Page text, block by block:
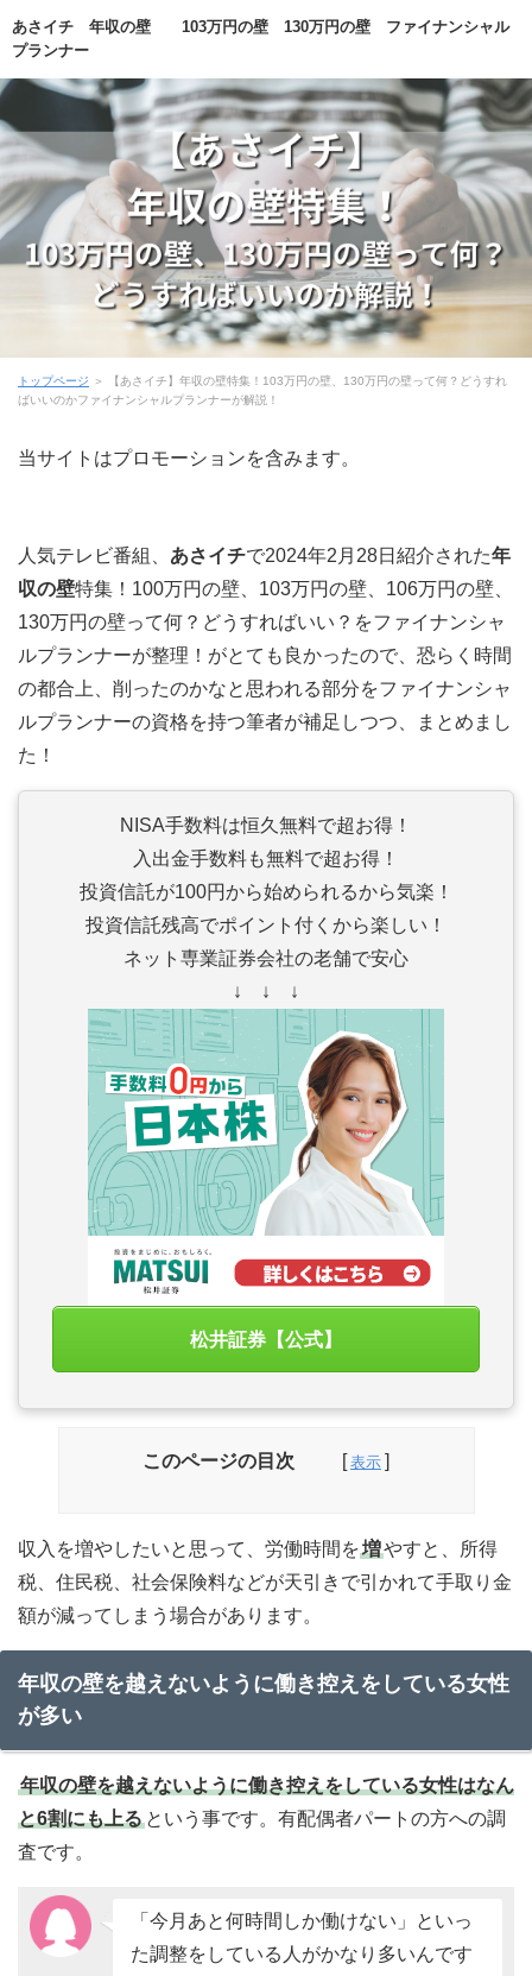
あさイチ 年収の壁 103万円の壁 130万円の壁 ファイナンシャル
プランナー
トップページ ＞ 【あさイチ】年収の壁特集！103万円の壁、130万円の壁って何？どうすれ
ばいいのかファイナンシャルプランナーが解説！
当サイトはプロモーションを含みます。
人気テレビ番組、 あさイチで2024年2月28日紹介された年
収の壁特集！100万円の壁、103万円の壁、106万円の壁、
130万円の壁って何？どうすればいい？をファイナンシャ
ルプランナーが整理！がとても良かったので、恐らく時間
の都合上、削ったのかなと思われる部分をファイナンシャ
ルプランナーの資格を持つ筆者が補足しつつ、まとめまし
た！
NISA手数料は恒久無料で超お得！
入出金手数料も無料で超お得！
投資信託が100円から始められるから気楽！
投資信託残高でポイント付くから楽しい！
ネット専業証券会社の老舗で安心
↓ ↓ ↓
松井証券【公式】
このページの目次
103万円の壁
収入を増やしたいと思って、労働時間を増やすと、所得
税、住民税、社会保険料などが天引きで引かれて手取り金
額が減ってしまう場合があります。
年収の壁を越えないように働き控えをしている女性
が多い
年収の壁を越えないように働き控えをしている女性はなん
と6割にも上る という事です。有配偶者パートの方への調
査です。
「今月あと何時間しか働けない」といっ
た調整をしている人がかなり多いんです